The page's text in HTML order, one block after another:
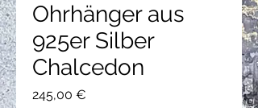
Ohrhänger aus
925er Silber
Chalcedon
245,00 €